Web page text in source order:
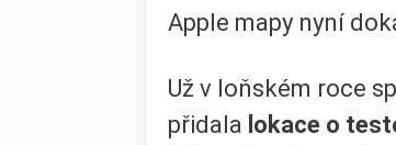
Apple mapy nyní
Už v loňském roce
přidala lokace o